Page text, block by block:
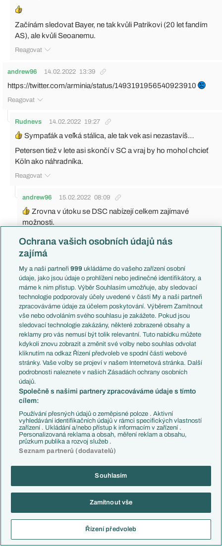
Začínám sledovat Bayer, ne tak kvůli Patrikovi (20 let fandím
AS), ale kvůli Seoanemu.
Reagovat
andrew96 14.02.2022 13:39
https://twitter.com/arminia/status/1493191956540923910
Reagovat
Rudnevs 14.02.2022 19:27
Sympaťák a veľká stálica, ale tak vek asi nezastavíš…
Petersen tiež v lete asi skončí v SC a vraj by ho mohol chcieť
Köln ako náhradníka.
Reagovat
andrew96 15.02.2022 08:09
Zrovna v útoku se DSC nabízejí celkem zajímavé
možnosti.
Jsem zvědav, jestli se Petersen ještě dokáže víc prosadit.
Když Baumgart dokázal vzkřísít Modesteho...
Pablos 14.02.2022 15:20
Co ten Ostrák v tom Kolínu vůbec nehraje né ? Že ho neposlali
někam na hostovačku ...nebo poslali ? Nemám možná jen
přehled..
Reagovat
db18 14.02.2022 19:01
teď dostal 5 minut
Reagovat
Pablos
hmm dobrý
Reagovat
15.02.2022 15:15
myslel, že ide len o dočasnú voľbu.
Reagovat
SLEDOVÁNÍ KOMENTÁŘŮ
Ochrana vašich osobních údajů nás
zajímá
My a naši partneři999 ukládáme do vašeho zařízení osobní
údaje, jako jsou údaje o prohlížení nebo jedinečné identifikátory, a
máme k nim přístup. Výběr Souhlasím umožňuje, aby sledovací
technologie podporovaly účely uvedené v části My a naši partneři
zpracováváme údaje za účelem poskytování. Výběrem Zamítnout
vše nebo odvoláním svého souhlasu je zakážete. Pokud jsou
sledovací technologie zakázány, některé zobrazené obsahy a
reklamy pro vás nemusí být tolik relevantní. Tuto nabídku můžete
kdykoli znovu zobrazit a změnit své volby nebo souhlas odvolat
kliknutím na odkaz Řízení předvoleb ve spodní části webové
stránky. Vaše volby se projeví v našem Internetová stránka. Další
podrobnosti naleznete v našich Zásadách ochrany osobních
údajů.
Společně s našimi partnery zpracováváme údaje s tímto
cílem:
Používání přesných údajů o zeměpisné poloze . Aktivní
vyhledávání identifikačních údajů v rámci specifických vlastností
zařízení . Ukládání a/nebo přístup k informacím v zařízení .
Personalizovaná reklama a obsah, měření reklam a obsahu,
průzkum publika a rozvoj služeb .
Seznam partnerů (dodavatelů)
Souhlasím
Zamítnout vše
Řízení předvoleb